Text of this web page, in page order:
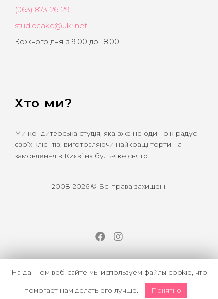
(063) 873-26-29
studiocake@ukr.net
Кожного дня з 9.00 до 18.00
Хто ми?
Ми кондитерська студія, яка вже не один рік радує
своїх клієнтів, виготовляючи найкращі торти на
замовлення в Києві на будь-яке свято.
2008-2026 © Всі права захищені.
FacebookInstagram
На данном веб-сайте мы используем файлы cookie, что
помогает нам делать его лучше. Понятно